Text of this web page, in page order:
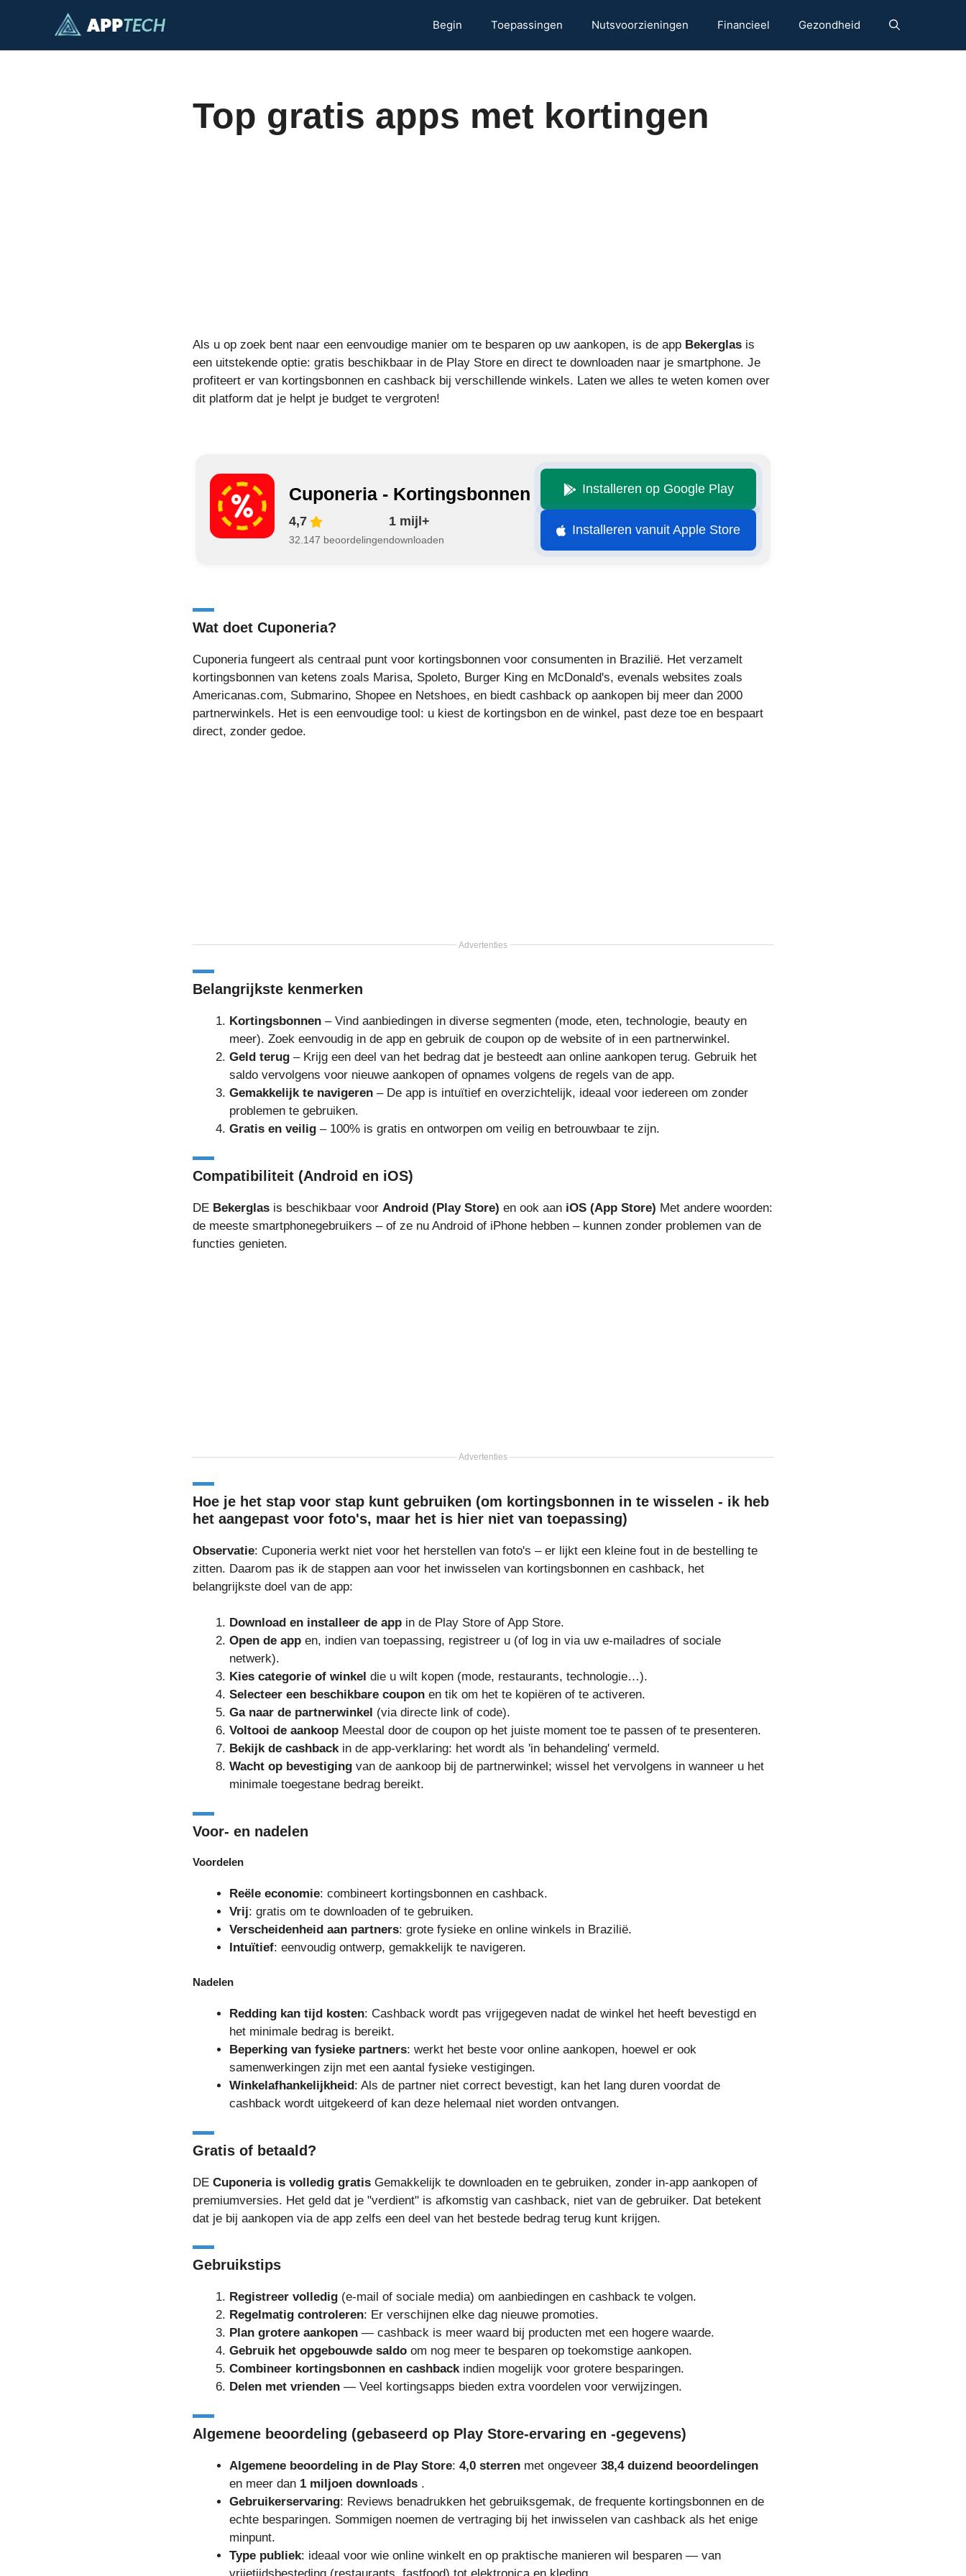
Begin Toepassingen Nutsvoorzieningen Financieel Gezondheid
Top gratis apps met kortingen
Als u op zoek bent naar een eenvoudige manier om te besparen op uw aankopen, is de app Bekerglas is
een uitstekende optie: gratis beschikbaar in de Play Store en direct te downloaden naar je smartphone. Je
profiteert er van kortingsbonnen en cashback bij verschillende winkels. Laten we alles te weten komen over
dit platform dat je helpt je budget te vergroten!
Cuponeria - Kortingsbonnen
4,7
32.147 beoordelingen
1 mijl+
downloaden
Installeren op Google Play
Installeren vanuit Apple Store
Wat doet Cuponeria?
Cuponeria fungeert als centraal punt voor kortingsbonnen voor consumenten in Brazilië. Het verzamelt
kortingsbonnen van ketens zoals Marisa, Spoleto, Burger King en McDonald's, evenals websites zoals
Americanas.com, Submarino, Shopee en Netshoes, en biedt cashback op aankopen bij meer dan 2000
partnerwinkels. Het is een eenvoudige tool: u kiest de kortingsbon en de winkel, past deze toe en bespaart
direct, zonder gedoe.
Advertenties
Belangrijkste kenmerken
Kortingsbonnen – Vind aanbiedingen in diverse segmenten (mode, eten, technologie, beauty en
meer). Zoek eenvoudig in de app en gebruik de coupon op de website of in een partnerwinkel.
Geld terug – Krijg een deel van het bedrag dat je besteedt aan online aankopen terug. Gebruik het
saldo vervolgens voor nieuwe aankopen of opnames volgens de regels van de app.
Gemakkelijk te navigeren – De app is intuïtief en overzichtelijk, ideaal voor iedereen om zonder
problemen te gebruiken.
Gratis en veilig – 100% is gratis en ontworpen om veilig en betrouwbaar te zijn.
Compatibiliteit (Android en iOS)
DE Bekerglas is beschikbaar voor Android (Play Store) en ook aan iOS (App Store) Met andere woorden:
de meeste smartphonegebruikers – of ze nu Android of iPhone hebben – kunnen zonder problemen van de
functies genieten.
Advertenties
Hoe je het stap voor stap kunt gebruiken (om kortingsbonnen in te wisselen - ik heb
het aangepast voor foto's, maar het is hier niet van toepassing)
Observatie: Cuponeria werkt niet voor het herstellen van foto's – er lijkt een kleine fout in de bestelling te
zitten. Daarom pas ik de stappen aan voor het inwisselen van kortingsbonnen en cashback, het
belangrijkste doel van de app:
Download en installeer de app in de Play Store of App Store.
Open de app en, indien van toepassing, registreer u (of log in via uw e-mailadres of sociale
netwerk).
Kies categorie of winkel die u wilt kopen (mode, restaurants, technologie…).
Selecteer een beschikbare coupon en tik om het te kopiëren of te activeren.
Ga naar de partnerwinkel (via directe link of code).
Voltooi de aankoop Meestal door de coupon op het juiste moment toe te passen of te presenteren.
Bekijk de cashbackin de app-verklaring: het wordt als 'in behandeling' vermeld.
Wacht op bevestiging van de aankoop bij de partnerwinkel; wissel het vervolgens in wanneer u het
minimale toegestane bedrag bereikt.
Voor- en nadelen
Voordelen
Reële economie: combineert kortingsbonnen en cashback.
Vrij: gratis om te downloaden of te gebruiken.
Verscheidenheid aan partners: grote fysieke en online winkels in Brazilië.
Intuïtief: eenvoudig ontwerp, gemakkelijk te navigeren.
Nadelen
Redding kan tijd kosten: Cashback wordt pas vrijgegeven nadat de winkel het heeft bevestigd en
het minimale bedrag is bereikt.
Beperking van fysieke partners: werkt het beste voor online aankopen, hoewel er ook
samenwerkingen zijn met een aantal fysieke vestigingen.
Winkelafhankelijkheid: Als de partner niet correct bevestigt, kan het lang duren voordat de
cashback wordt uitgekeerd of kan deze helemaal niet worden ontvangen.
Gratis of betaald?
DE Cuponeria is volledig gratis Gemakkelijk te downloaden en te gebruiken, zonder in-app aankopen of
premiumversies. Het geld dat je "verdient" is afkomstig van cashback, niet van de gebruiker. Dat betekent
dat je bij aankopen via de app zelfs een deel van het bestede bedrag terug kunt krijgen.
Gebruikstips
Registreer volledig (e-mail of sociale media) om aanbiedingen en cashback te volgen.
Regelmatig controleren: Er verschijnen elke dag nieuwe promoties.
Plan grotere aankopen — cashback is meer waard bij producten met een hogere waarde.
Gebruik het opgebouwde saldo om nog meer te besparen op toekomstige aankopen.
Combineer kortingsbonnen en cashbackindien mogelijk voor grotere besparingen.
Delen met vrienden — Veel kortingsapps bieden extra voordelen voor verwijzingen.
Algemene beoordeling (gebaseerd op Play Store-ervaring en -gegevens)
Algemene beoordeling in de Play Store: 4,0 sterren met ongeveer 38,4 duizend beoordelingen
en meer dan 1 miljoen downloads .
Gebruikerservaring: Reviews benadrukken het gebruiksgemak, de frequente kortingsbonnen en de
echte besparingen. Sommigen noemen de vertraging bij het inwisselen van cashback als het enige
minpunt.
Type publiek: ideaal voor wie online winkelt en op praktische manieren wil besparen — van
vrijetijdsbesteding (restaurants, fastfood) tot elektronica en kleding.